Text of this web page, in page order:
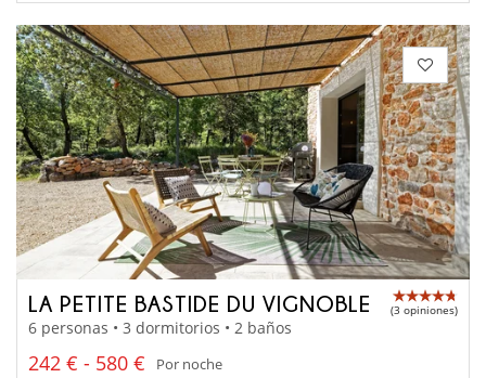
LA PETITE BASTIDE DU VIGNOBLE (3 opiniones)
6 personas • 3 dormitorios • 2 baños
242 € - 580 €
Por noche